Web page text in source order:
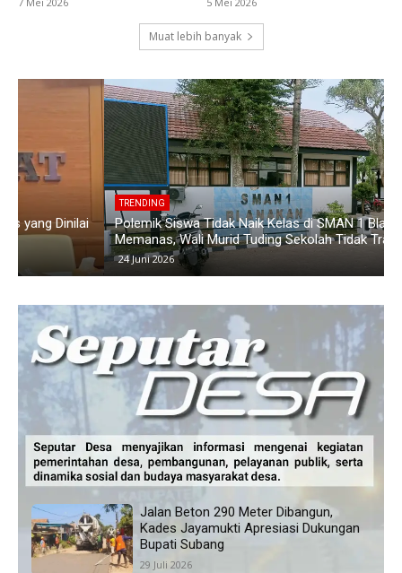
Muat lebih banyak
Polemik Siswa Tidak Naik Kelas di SMAN 1 Blanakan
Memanas, Wali Murid Tuding Sekolah Tidak Transparan
24 Juni 2026
Jalan Beton 290 Meter Dibangun,
Kades Jayamukti Apresiasi Dukungan
Bupati Subang
29 Juli 2026